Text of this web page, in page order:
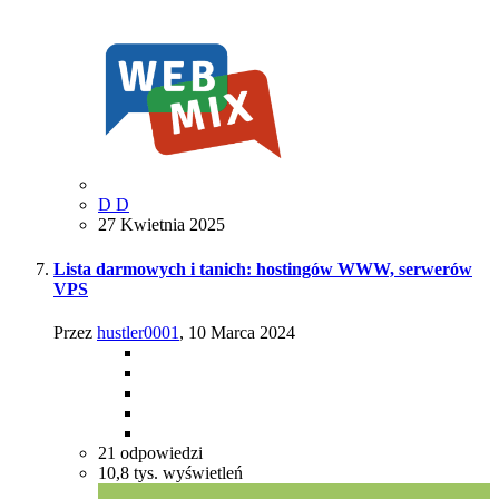
D D
27 Kwietnia 2025
Lista darmowych i tanich: hostingów WWW, serwerów
VPS
Przez hustler0001 , 10 Marca 2024
21 odpowiedzi
10,8 tys. wyświetleń